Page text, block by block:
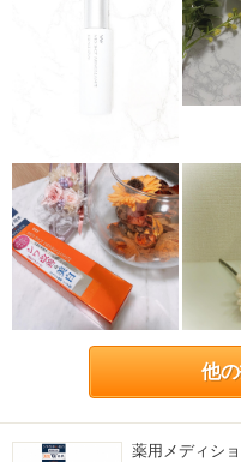
他
薬用メディシ